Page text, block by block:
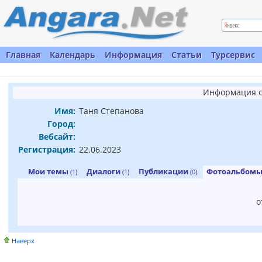
Главная Календарь Информация Статьи Турсервис
Информация
Имя: Таня Степанова
Город:
Вебсайт:
Регистрация: 22.06.2023
Мои темы (1) Диалоги (1) Публикации (0)
Наверх